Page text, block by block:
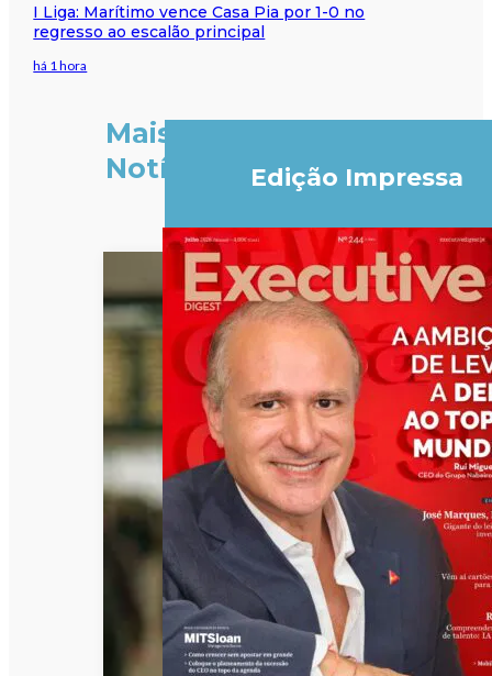
I Liga: Marítimo vence Casa Pia por 1-0 no
regresso ao escalão principal
há 1 hora
Mais
Notícias
Edição Impressa